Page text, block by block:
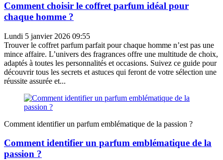
Comment choisir le coffret parfum idéal pour
chaque homme ?
Lundi 5 janvier 2026 09:55
Trouver le coffret parfum parfait pour chaque homme n’est pas une
mince affaire. L’univers des fragrances offre une multitude de choix,
adaptés à toutes les personnalités et occasions. Suivez ce guide pour
découvrir tous les secrets et astuces qui feront de votre sélection une
réussite assurée et...
Comment identifier un parfum emblématique de la passion ?
Comment identifier un parfum emblématique de la
passion ?